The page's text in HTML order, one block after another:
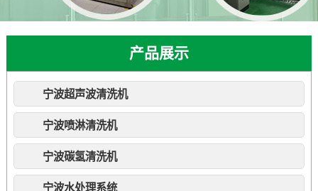
产品展示
宁波超声波清洗机
宁波喷淋清洗机
宁波碳氢清洗机
宁波水处理系统